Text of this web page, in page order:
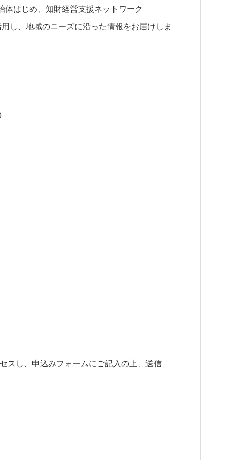
はじめ、知財経営支援ネットワーク
し、地域のニーズに沿った情報をお届けしま
、申込みフォームにご記入の上、送信